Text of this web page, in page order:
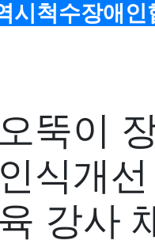
시척수장애인
오뚝이
인식개
육 강사